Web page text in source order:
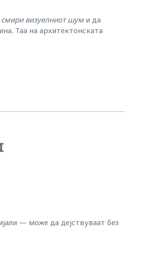
смири визуелниот шум и да
Таа на архитектонската
— може да дејствуваат без